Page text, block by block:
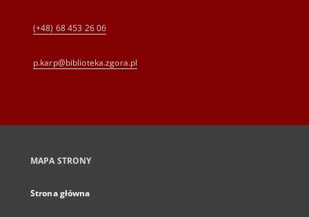
(+48) 68 453 26 06
p.karp@biblioteka.zgora.pl
MAPA STRONY
Strona główna